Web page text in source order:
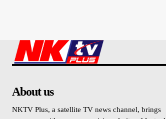
About us
NKTV Plus, a satellite TV news channel, brings